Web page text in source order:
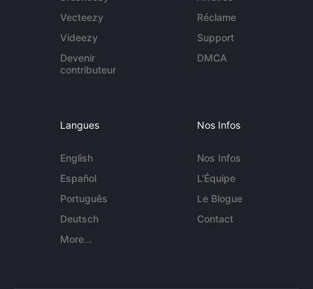
Vecteezy
Videezy
Devenir
contributeur
Réclame
Support
DMCA
Langues
English
Español
Português
Deutsch
More...
Nos Infos
Nos Infos
L'Équipe
Le Blogue
Contact